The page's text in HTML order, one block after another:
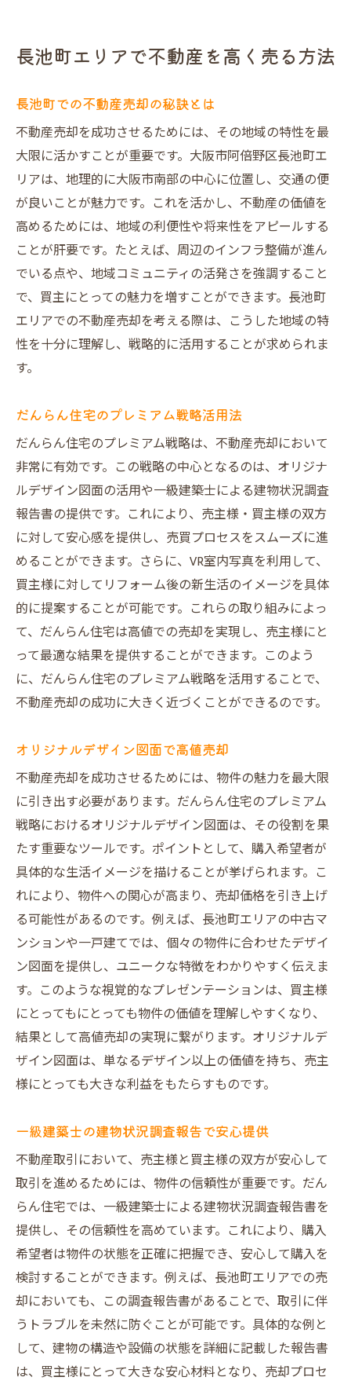
する方法
だんらん住宅で安心の不動産売却
プレミアム販売の利点と特徴
建物状況調査報告書がもたらす安心
仲介手数料を削減する方法とは
オークションでの最高値売却を狙う
売却成功者の声に学ぶだんらん住宅
阿倍野区で不動産を高値売却する秘訣
阿倍野区での高値売却成功法
だんらん住宅の戦略で高値を実現
オークション形式による高値売却の流れ
安心のだんらん住宅の直接買取で経費節約
を実現
大阪で不動産売却を成功させる戦略
大阪での不動産売却成功の鍵
だんらん住宅のプレミアム戦略の強み
高値売却を実現するための準備法
オークション形式の活用法とメリット
一級建築士の調査で安心取引を実現
だんらん住宅の直接買取で売却コストを削
減する方法
不動産売却でトラブル回避する方法
だんらん住宅の安心戦略とその効果
一級建築士による調査の重要性
購入者に安心を提供する図面の役割
オークション形式でのトラブル回避法
だんらん住宅の直接買取での売却時の経費
削減
プレミアム戦略で高値売却を目指す
プレミアム戦略で高値売却を実現
だんらん住宅のオリジナル戦略活用法
オークション形式での高値売却の流れ
一級建築士の調査で安心の取引
購入者に選ばれるためのデザイン図面
だんらん住宅の直接買取で売却コストを削
減する方法
だんらん住宅による不動産売却の利点
だんらん住宅の売却利点と特徴
オリジナル戦略で高値売却を実現
一級建築士の調査で安心を提供
オークション形式での利点と活用法
購入者が選びやすいデザイン図面
だんらん住宅の直接買取による経費削減の
実現
長池町エリアでの売却成功のコツ
長池町での売却成功の秘訣
長池町エリアで不動産を高く売る方法
長池町での不動産売却の秘訣とは
不動産売却を成功させるためには、その地域の特性を最
大限に活かすことが重要です。大阪市阿倍野区長池町エ
リアは、地理的に大阪市南部の中心に位置し、交通の便
が良いことが魅力です。これを活かし、不動産の価値を
高めるためには、地域の利便性や将来性をアピールする
ことが肝要です。たとえば、周辺のインフラ整備が進ん
でいる点や、地域コミュニティの活発さを強調すること
で、買主にとっての魅力を増すことができます。長池町
エリアでの不動産売却を考える際は、こうした地域の特
性を十分に理解し、戦略的に活用することが求められま
す。
だんらん住宅のプレミアム戦略活用法
だんらん住宅のプレミアム戦略は、不動産売却において
非常に有効です。この戦略の中心となるのは、オリジナ
ルデザイン図面の活用や一級建築士による建物状況調査
報告書の提供です。これにより、売主様・買主様の双方
に対して安心感を提供し、売買プロセスをスムーズに進
めることができます。さらに、VR室内写真を利用して、
買主様に対してリフォーム後の新生活のイメージを具体
的に提案することが可能です。これらの取り組みによっ
て、だんらん住宅は高値での売却を実現し、売主様にと
って最適な結果を提供することができます。このよう
に、だんらん住宅のプレミアム戦略を活用することで、
不動産売却の成功に大きく近づくことができるのです。
オリジナルデザイン図面で高値売却
不動産売却を成功させるためには、物件の魅力を最大限
に引き出す必要があります。だんらん住宅のプレミアム
戦略におけるオリジナルデザイン図面は、その役割を果
たす重要なツールです。ポイントとして、購入希望者が
具体的な生活イメージを描けることが挙げられます。こ
れにより、物件への関心が高まり、売却価格を引き上げ
る可能性があるのです。例えば、長池町エリアの中古マ
ンションや一戸建てでは、個々の物件に合わせたデザイ
ン図面を提供し、ユニークな特徴をわかりやすく伝えま
す。このような視覚的なプレゼンテーションは、買主様
にとってもにとっても物件の価値を理解しやすくなり、
結果として高値売却の実現に繋がります。オリジナルデ
ザイン図面は、単なるデザイン以上の価値を持ち、売主
様にとっても大きな利益をもたらすものです。
一級建築士の建物状況調査報告で安心提供
不動産取引において、売主様と買主様の双方が安心して
取引を進めるためには、物件の信頼性が重要です。だん
らん住宅では、一級建築士による建物状況調査報告書を
提供し、その信頼性を高めています。これにより、購入
希望者は物件の状態を正確に把握でき、安心して購入を
検討することができます。例えば、長池町エリアでの売
却においても、この調査報告書があることで、取引に伴
うトラブルを未然に防ぐことが可能です。具体的な例と
して、建物の構造や設備の状態を詳細に記載した報告書
は、買主様にとって大きな安心材料となり、売却プロセ